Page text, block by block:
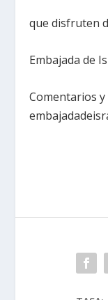
que disfruten
Embajada de
Comentarios